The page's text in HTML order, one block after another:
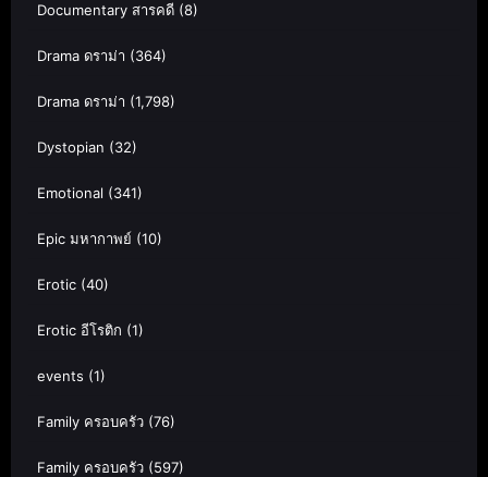
Documentary สารคดี (8)
Drama ดราม่า (364)
Drama ดราม่า (1,798)
Dystopian (32)
Emotional (341)
Epic มหากาพย์ (10)
Erotic (40)
Erotic อีโรติก (1)
events (1)
Family ครอบครัว (76)
Family ครอบครัว (597)